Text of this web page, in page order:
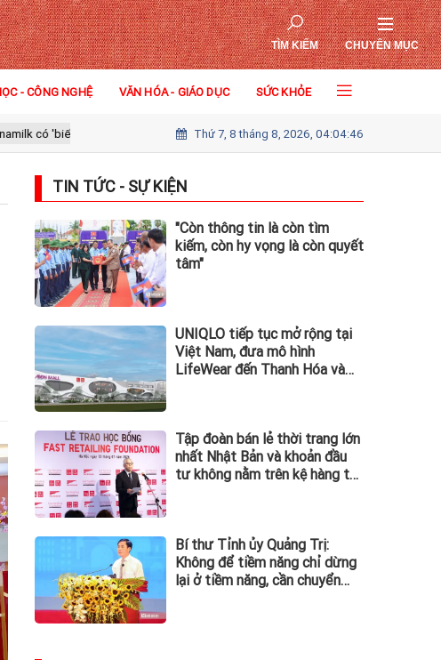
TÌM KIẾM CHUYÊN MỤC
- CÔNG NGHỆ VĂN HÓA - GIÁO DỤC SỨC KHỎE
Căn hộ biển 5 sao từ 1,99 tỷ đồng: "Điểm vào" lý tưởng trước chu kỳ tăng
Thứ 7, 8 tháng 8, 2026, 04:04:48
TIN TỨC - SỰ KIỆN
"Còn thông tin là còn tìm
kiếm, còn hy vọng là còn quyết
tâm"
UNIQLO tiếp tục mở rộng tại
Việt Nam, đưa mô hình
LifeWear đến Thanh Hóa và
Tập đoàn bán lẻ thời trang lớn
nhất Nhật Bản và khoản đầu
tư không nằm trên kệ hàng tại
Bí thư Tỉnh ủy Quảng Trị:
Không để tiềm năng chỉ dừng
lại ở tiềm năng, cần chuyển